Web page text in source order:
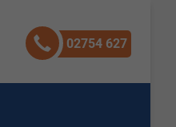
02754 627